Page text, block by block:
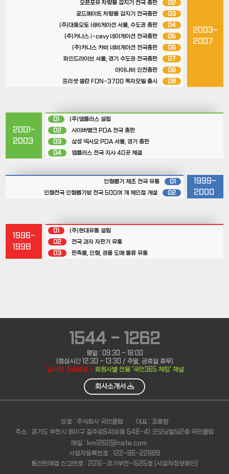
오픈포유 차량용 감지기 전국 총판
02
로드메이트 차량용 감지기 전국총판
03
(주)대동오토 네비게이션 서울, 수도권 총판
04
(주)카나스 i-cavy 네이게이션 전국총판
05
(주)카나스 카비 네비게이션 전국총판
06
파인드라이브 서울, 경기 수도권 전국총판
07
아이나비 인천총판
08
프리셋 셀런 FDN-3700 독자모델 출시
09
2003~
2007
2001~
2003
01
(주)엠플러스 설립
02
사이버뱅크 PDA 전국 총판
03
삼성 넥시오 PDA 서울, 경기 총판
04
엠플러스 전국 지사 40곳 체결
인형뽑기 제조 전국 유통
01
인형천국 인형뽑기방 전국 500여 개 체인점 개설
02
1999~
2000
1996~
1998
01
(주)현대유통 설립
02
전국 과자 자판기 유통
03
판촉물, 인형, 경품 도매 물류 유통
1544 - 1262
평일 : 09:30 - 18:00
(점심시간 12:30 - 13:30 / 주말, 공휴일 휴무)
*실시간 긴급상담 - 회원사별 전용 '국민365 채팅' 채널
회사소개서
상호 : 주식회사 국민클럽
대표 : 조훈향
주소 : 경기도 부천시 원미구 길주로64(상동 548-4) 굿모닝빌딩2층 국민클럽
메일 : km1262@nate.com
사업자등록번호 : 122-86-22889
통신판매업 신고번호 : 2016-경기부천-1525호 [사업자정보확인]